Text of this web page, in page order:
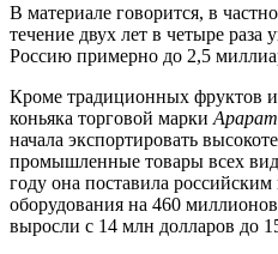
В материале говорится, в
течение двух лет в четыре раза
Россию примерно до 2,5
Кроме традиционных фруктов
коньяка торговой марки Арарат
начала экспортировать
промышленные товары всех
году она поставила
оборудования на 460
выросли с 14 млн долларов до